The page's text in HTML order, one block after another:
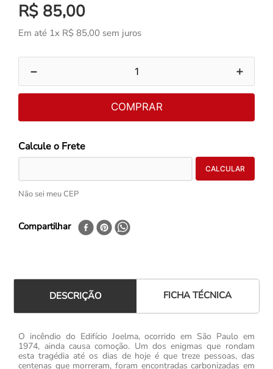
R$ 85,00
Em até 1x R$ 85,00 sem juros
＋
－
COMPRAR
Não sei meu CEP
Compartilhar
DESCRIÇÃO FICHA TÉCNICA
O incêndio do Edifício Joelma, ocorrido em São Paulo em
1974, ainda causa comoção. Um dos enigmas que rondam
esta tragédia até os dias de hoje é que treze pessoas, das
centenas que morreram, foram encontradas carbonizadas em